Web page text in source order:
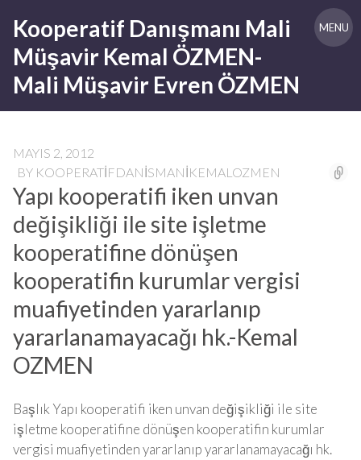
content
Kooperatif Danışmanı Mali
Müşavir Kemal ÖZMEN-
Mali Müşavir Evren ÖZMEN
MENU
MAYIS 2, 2012
BY KOOPERATIFDANISMANIKEMALOZMEN
Yapı kooperatifi iken unvan
değişikliği ile site işletme
kooperatifine dönüşen
kooperatifin kurumlar vergisi
muafiyetinden yararlanıp
yararlanamayacağı hk.-Kemal
OZMEN
Başlık Yapı kooperatifi iken unvan değişikliği ile site
işletme kooperatifine dönüşen kooperatifin kurumlar
vergisi muafiyetinden yararlanıp yararlanamayacağı hk.